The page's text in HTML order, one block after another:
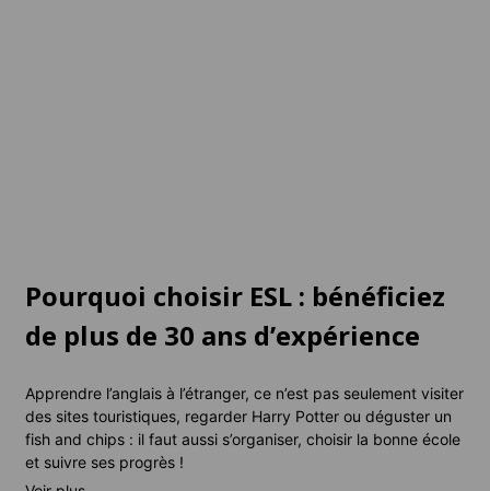
Pourquoi choisir ESL : bénéficiez
de plus de 30 ans d’expérience
Apprendre l’anglais à l’étranger, ce n’est pas seulement visiter
des sites touristiques, regarder Harry Potter ou déguster un
fish and chips : il faut aussi s’organiser, choisir la bonne école
et suivre ses progrès !